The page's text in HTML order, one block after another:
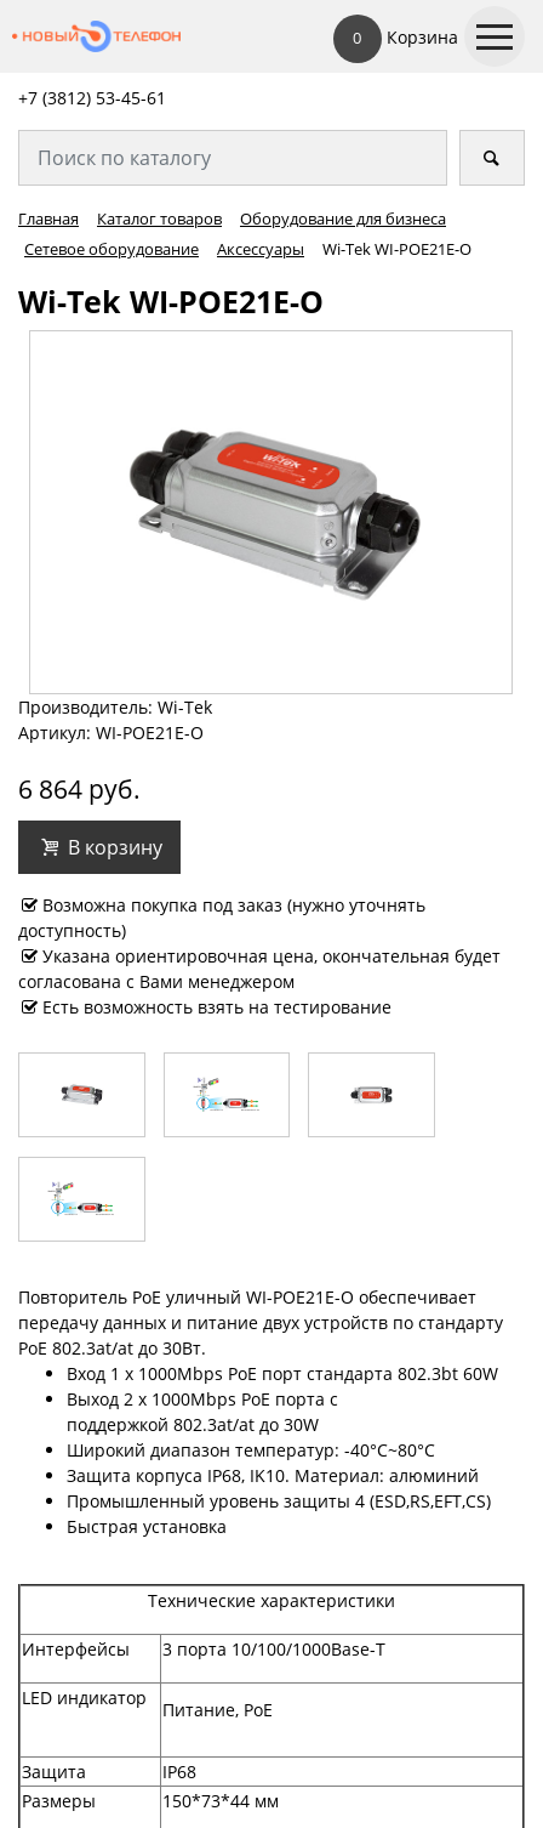
0 Корзина
+7 (3812) 53-45-61
Главная Каталог товаров
Оборудование для бизнеса
Сетевое оборудование
Аксессуары Wi-Tek WI-POE21E-O
Wi-Tek WI-POE21E-O
Производитель: Wi-Tek
Артикул: WI-POE21E-O
6 864 руб.
В корзину
Возможна покупка под заказ (нужно уточнять
доступность)
Указана ориентировочная цена, окончательная будет
согласована с Вами менеджером
Есть возможность взять на тестирование
Повторитель PoE уличный WI-POE21E-O обеспечивает
передачу данных и питание двух устройств по стандарту
PoE 802.3at/at до 30Вт.
Вход 1 x 1000Mbps PoE порт стандарта 802.3bt 60W
Выход 2 x 1000Mbps PoE порта с
поддержкой 802.3at/at до 30W
Широкий диапазон температур: -40°C~80°C
Защита корпуса IP68, IK10. Материал: алюминий
Промышленный уровень защиты 4 (ESD,RS,EFT,CS)
Быстрая установка
Технические характеристики
Интерфейсы 3 порта 10/100/1000Base-T
LED индикатор
Питание, PoE
Защита
IP68
Размеры
150*73*44 мм